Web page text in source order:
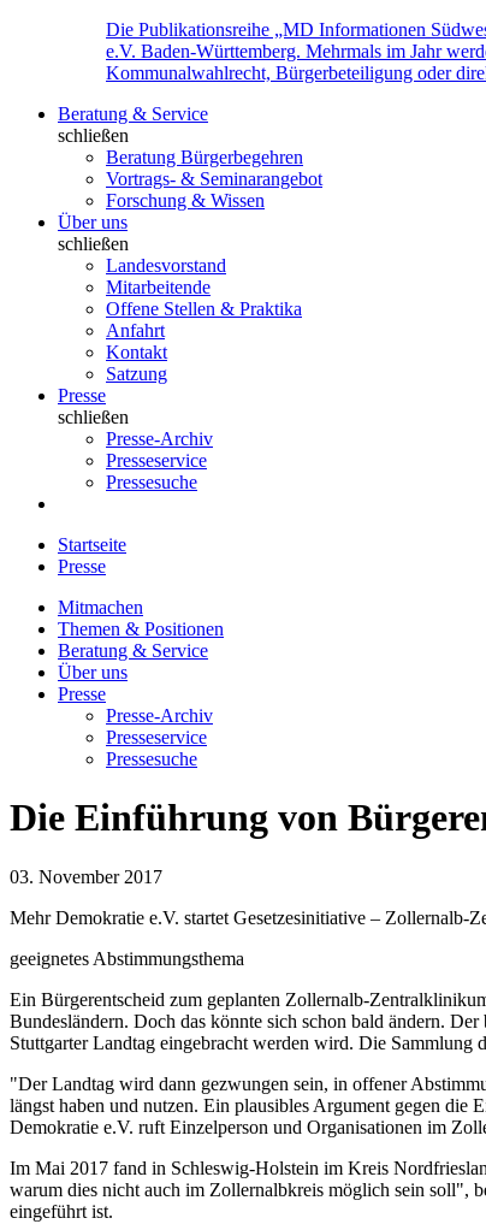
Die Publikationsreihe „MD Informationen
e.V. Baden-Württemberg. Mehrmals im Jahr
Kommunalwahlrecht, Bürgerbeteiligung oder
Beratung & Service
schließen
Beratung Bürgerbegehren
Vortrags- & Seminarangebot
Forschung & Wissen
Über uns
schließen
Landesvorstand
Mitarbeitende
Offene Stellen & Praktika
Anfahrt
Kontakt
Satzung
Presse
schließen
Presse-Archiv
Presseservice
Pressesuche
Startseite
Presse
Mitmachen
Themen & Positionen
Beratung & Service
Über uns
Presse
Presse-Archiv
Presseservice
Pressesuche
Die Einführung von
03. November 2017
Mehr Demokratie e.V. startet Gesetzesinitiative – Zollernalb-
geeignetes Abstimmungsthema
Ein Bürgerentscheid zum geplanten Zollernalb-
Bundesländern. Doch das könnte sich schon bald ändern.
Stuttgarter Landtag eingebracht werden wird. Die
"Der Landtag wird dann gezwungen sein, in offener
längst haben und nutzen. Ein plausibles Argument gegen die
Demokratie e.V. ruft Einzelperson und Organisationen im
Im Mai 2017 fand in Schleswig-Holstein im Kreis
warum dies nicht auch im Zollernalbkreis möglich sein soll",
eingeführt ist.